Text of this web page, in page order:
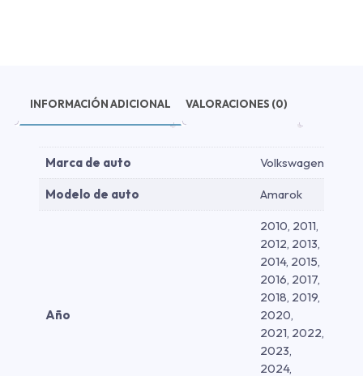
INFORMACIÓN ADICIONAL VALORACIONES (0)
Marca de auto Volkswagen
Modelo de auto Amarok
Año
2010, 2011,
2012, 2013,
2014, 2015,
2016, 2017,
2018, 2019,
2020,
2021, 2022,
2023,
2024,